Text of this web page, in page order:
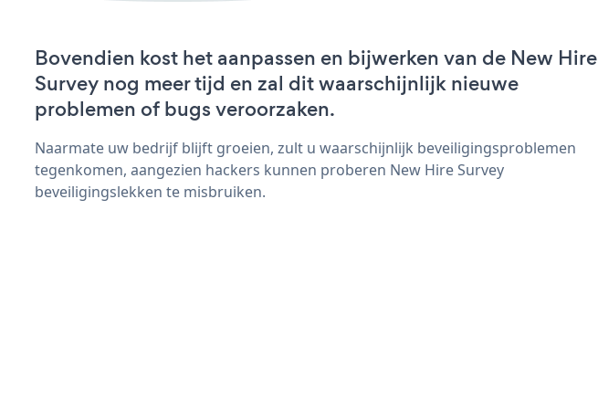
Bovendien kost het aanpassen en bijwerken van de New Hire
Survey nog meer tijd en zal dit waarschijnlijk nieuwe
problemen of bugs veroorzaken.
Naarmate uw bedrijf blijft groeien, zult u waarschijnlijk beveiligingsproblemen
tegenkomen, aangezien hackers kunnen proberen New Hire Survey
beveiligingslekken te misbruiken.